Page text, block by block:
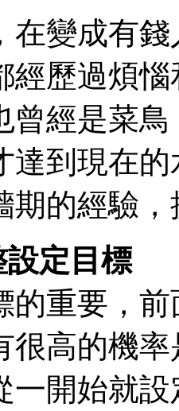
在變成有
經歷過煩
曾經是菜
達到現在
期的經驗
定目標
的重要，
很高的機
一開始就